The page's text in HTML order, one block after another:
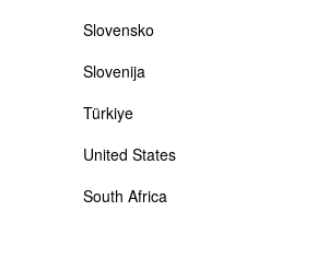
Slovensko
Slovenija
Türkiye
United States
South Africa